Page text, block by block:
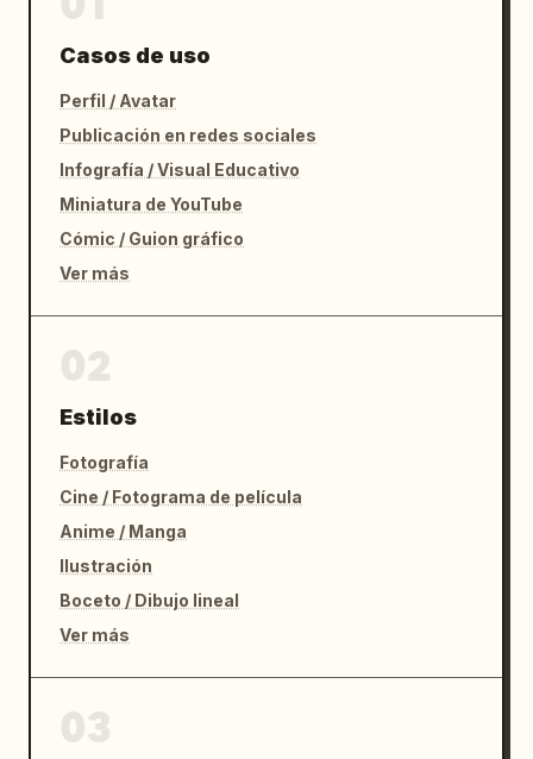
Casos de uso
Perfil / Avatar
Publicación en redes sociales
Infografía / Visual Educativo
Miniatura de YouTube
Cómic / Guion gráfico
Ver más
Estilos
Fotografía
Cine / Fotograma de película
Anime / Manga
Ilustración
Boceto / Dibujo lineal
Ver más